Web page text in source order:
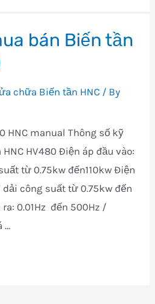
bán Biến tần
chữa Biến tần HNC / By
HNC manual Thông số kỹ
HV480 Điện áp đầu vào:
từ 0.75kw đến110kw Điện
dải công suất từ 0.75kw đến
0.01Hz đến 500Hz /
…